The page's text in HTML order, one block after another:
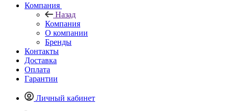
Компания
Назад
Компания
О компании
Бренды
Контакты
Доставка
Оплата
Гарантии
Личный кабинет